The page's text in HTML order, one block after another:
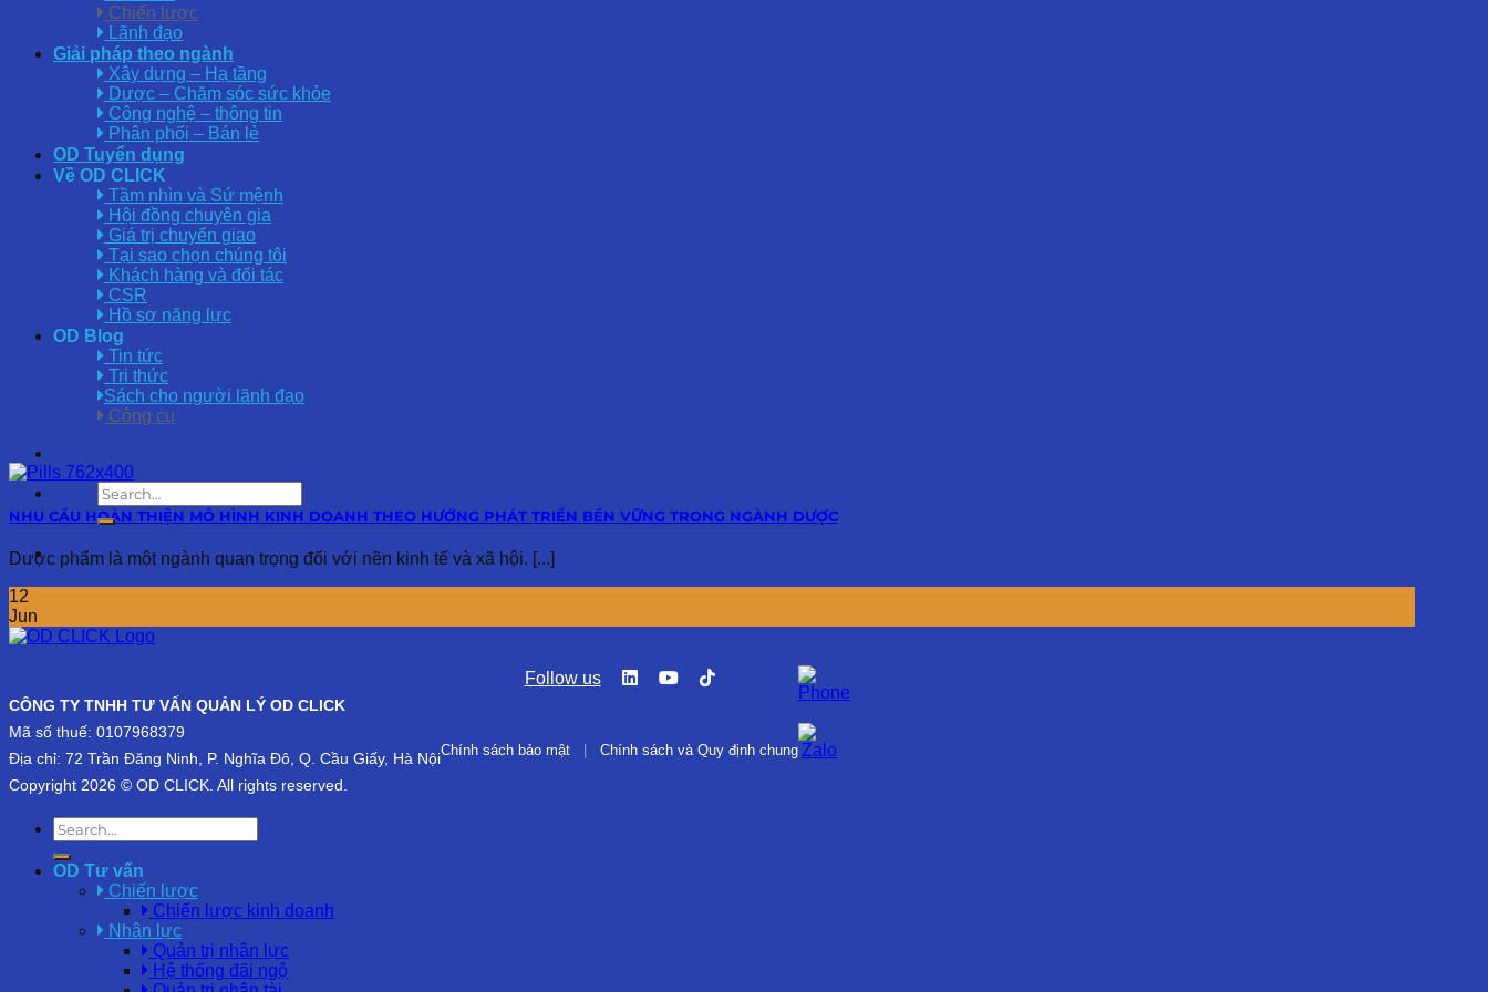
Chiến lược
Lãnh đạo
Giải pháp theo ngành
Xây dựng – Hạ tầng
Dược – Chăm sóc sức khỏe
Công nghệ – thông tin
Phân phối – Bán lẻ
OD Tuyển dụng
Về OD CLICK
Tầm nhìn và Sứ mệnh
Hội đồng chuyên gia
Giá trị chuyển giao
Tại sao chọn chúng tôi
Khách hàng và đối tác
CSR
Hồ sơ năng lực
OD Blog
Tin tức
Tri thức
Sách cho người lãnh đạo
Công cụ
NHU CẦU HOÀN THIỆN MÔ HÌNH KINH DOANH THEO HƯỚNG PHÁT TRIỂN BỀN VỮNG TRONG NGÀNH DƯỢC
Dược phẩm là một ngành quan trọng đối với nền kinh tế và xã hội. [...]
12
Jun
CÔNG TY TNHH TƯ VẤN QUẢN LÝ OD CLICK
Mã số thuế: 0107968379
Địa chỉ: 72 Trần Đăng Ninh, P. Nghĩa Đô, Q. Cầu Giấy, Hà Nội
Copyright 2026 © OD CLICK. All rights reserved.
Follow us
Chính sách bảo mật Chính sách và Quy định chung
OD Tư vấn
Chiến lược
Chiến lược kinh doanh
Nhân lực
Quản trị nhân lực
Hệ thống đãi ngộ